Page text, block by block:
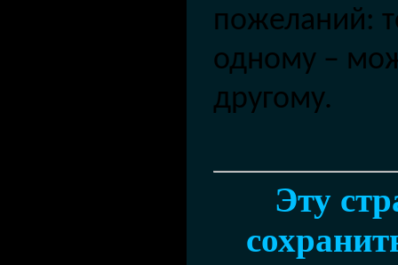
пожеланий:
одному –
другому.
Эту